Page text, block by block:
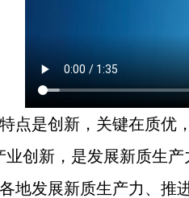
点是创新，关键在质优
业创新，是发展新质生
地发展新质生产力、推